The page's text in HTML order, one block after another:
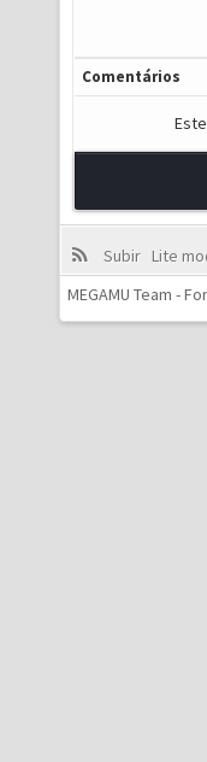
Comentários
Subir Lite
MEGAMU Team -